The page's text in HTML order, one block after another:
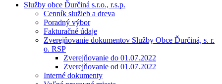
Služby obce Ďurčiná s.r.o., r.s.p.
Cenník služieb a dreva
Poradný výbor
Fakturačné údaje
Zverejňovanie dokumentov Služby Obce Ďurčiná, s. r.
o. RSP
Zverejňovanie do 01.07.2022
Zverejňovanie od 01.07.2022
Interné dokumenty